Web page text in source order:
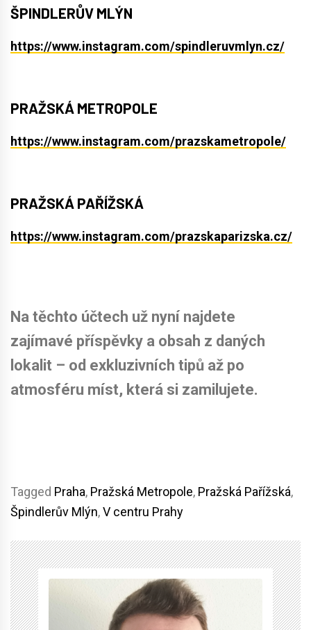
ŠPINDLERŮV MLÝN
https://www.instagram.com/spindleruvmlyn.cz/
PRAŽSKÁ METROPOLE
https://www.instagram.com/prazskametropole/
PRAŽSKÁ PAŘÍŽSKÁ
https://www.instagram.com/prazskaparizska.cz/
Na těchto účtech už nyní najdete
zajímavé příspěvky a obsah z daných
lokalit – od exkluzivních tipů až po
atmosféru míst, která si zamilujete.
Tagged Praha, Pražská Metropole, Pražská Pařížská,
Špindlerův Mlýn,V centru Prahy